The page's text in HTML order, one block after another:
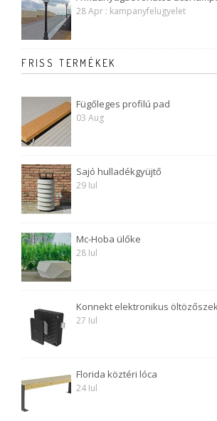
28 Apr : kampanyfelugyelet
FRISS TERMÉKEK
Fügőleges profilú pad
03 Aug
Sajó hulladékgyüjtő
29 Iul
Mc-Hoba ülőke
28 Iul
Konnekt elektronikus
27 Iul
Florida köztéri lóca
24 Iul